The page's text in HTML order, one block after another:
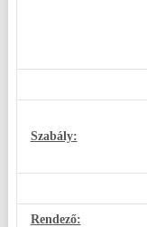
Szabály:
Rendező: